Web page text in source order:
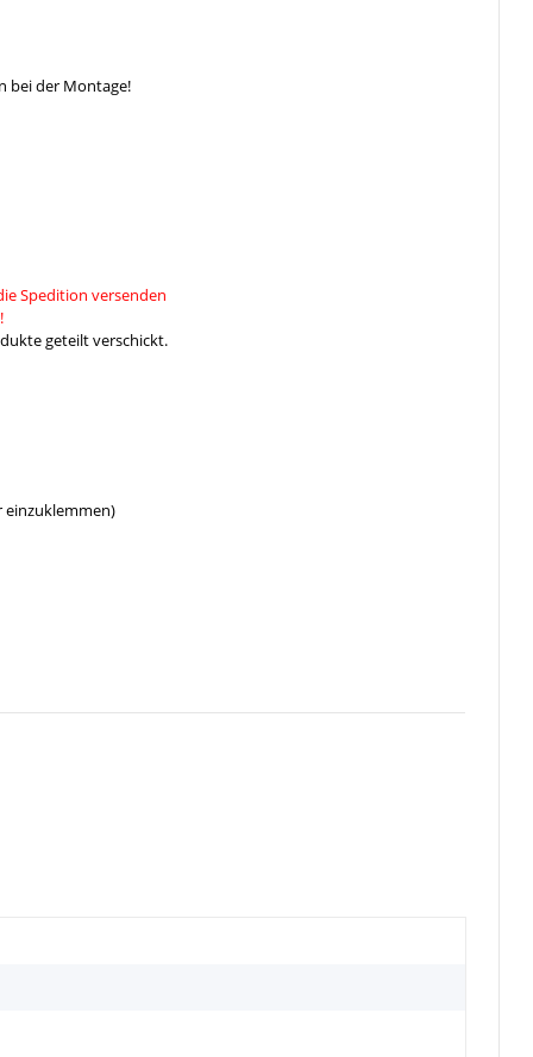
bei der Montage!
Spedition versenden
geteilt verschickt.
einzuklemmen)